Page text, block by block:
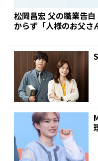
松岡昌宏 父の職業告
からず「人様のお父さ